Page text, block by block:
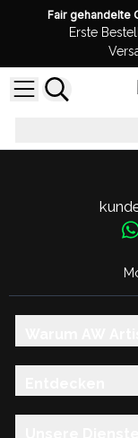
Fair gehandelte
Erste
Handgemachte